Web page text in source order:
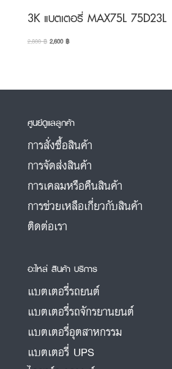
3K แบตเตอรี่ MAX75L 75D23L
2,800฿ Original
2,600฿Current
ศูนย์ดูแลลูกค้า
การสั่งซื้อสินค้า
การจัดส่งสินค้า
การเคลมหรือคืนสินค้า
การช่วยเหลือเกี่ยวกับสินค้า
ติดต่อเรา
อะไหล่ สินค้า บริการ
แบตเตอรี่รถยนต์
แบตเตอรี่รถจักรยานยนต์
แบตเตอรี่อุตสาหกรรม
แบตเตอรี่ UPS